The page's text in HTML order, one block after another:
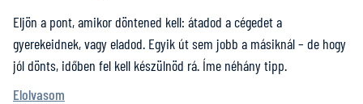
Eljön a pont, amikor döntened kell: átadod a cégedet a
gyerekeidnek, vagy eladod. Egyik út sem jobb a másiknál – de hogy
jól dönts, időben fel kell készülnöd rá. Íme néhány tipp.
Elolvasom